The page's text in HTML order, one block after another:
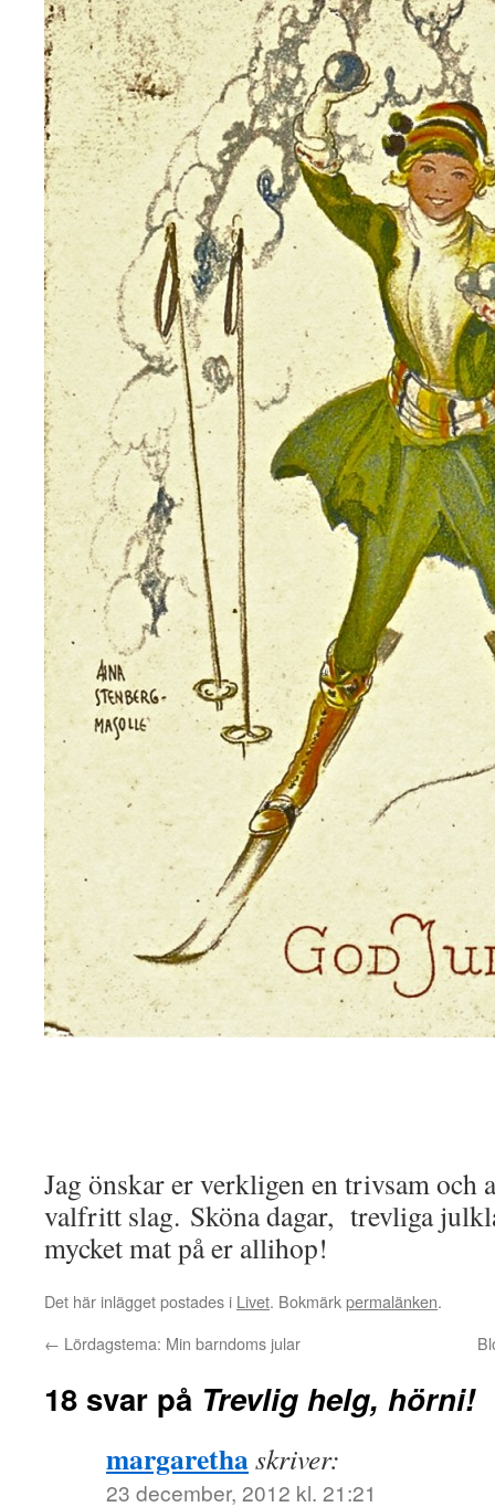
Jag önskar er verkligen en trivsam och
valfritt slag. Sköna dagar, trevliga
mycket mat på er allihop!
Det här inlägget postades i Livet. Bokmärkpermalänken.
← Lördagstema: Min barndoms jular
18 svar på Trevlig helg, hörni!
margarethaskriver:
23 december, 2012 kl. 21:21